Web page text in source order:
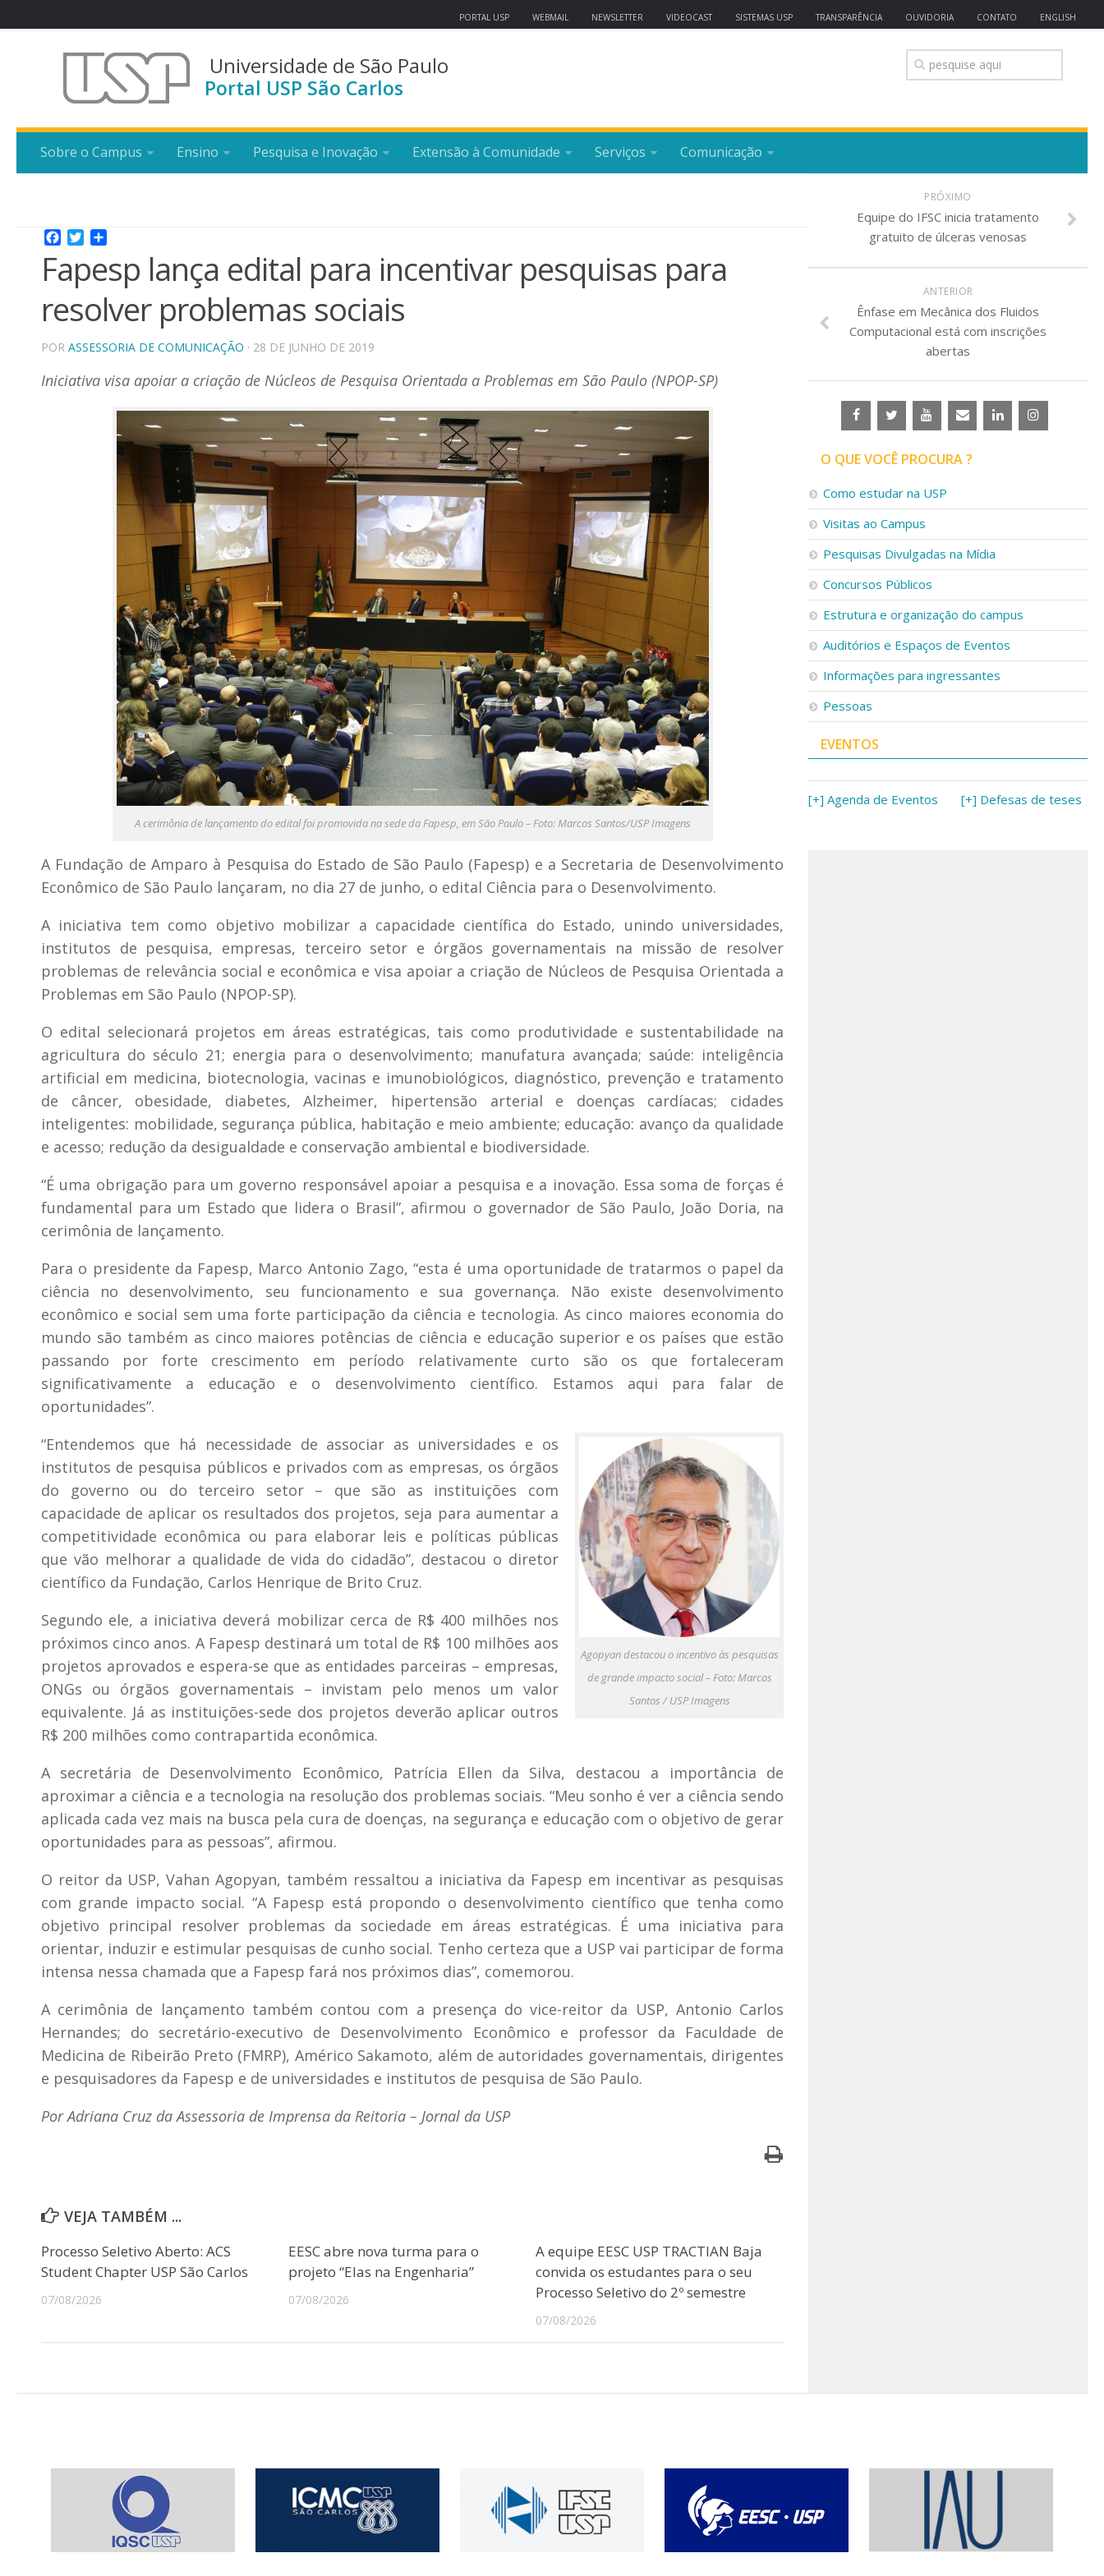
PORTAL USP WEBMAIL NEWSLETTER VIDEOCAST SISTEMAS USP TRANSPARÊNCIA OUVIDORIA CONTATO ENGLISH
Universidade de São Paulo
Portal USP São Carlos
Sobre o Campus Ensino Pesquisa e Inovação Extensão à Comunidade Serviços Comunicação
Facebook
Twitter
Fapesp lança edital para incentivar pesquisas para
resolver problemas sociais
POR ASSESSORIA DE COMUNICAÇÃO · 28 DE JUNHO DE 2019
Iniciativa visa apoiar a criação de Núcleos de Pesquisa Orientada a Problemas em São Paulo (NPOP-SP)
A cerimônia de lançamento do edital foi promovida na sede da Fapesp, em São Paulo – Foto: Marcos Santos/USP Imagens
A Fundação de Amparo à Pesquisa do Estado de São Paulo (Fapesp) e a Secretaria de Desenvolvimento
Econômico de São Paulo lançaram, no dia 27 de junho, o edital Ciência para o Desenvolvimento.
A iniciativa tem como objetivo mobilizar a capacidade científica do Estado, unindo universidades,
institutos de pesquisa, empresas, terceiro setor e órgãos governamentais na missão de resolver
problemas de relevância social e econômica e visa apoiar a criação de Núcleos de Pesquisa Orientada a
Problemas em São Paulo (NPOP-SP).
O edital selecionará projetos em áreas estratégicas, tais como produtividade e sustentabilidade na
agricultura do século 21; energia para o desenvolvimento; manufatura avançada; saúde: inteligência
artificial em medicina, biotecnologia, vacinas e imunobiológicos, diagnóstico, prevenção e tratamento
de câncer, obesidade, diabetes, Alzheimer, hipertensão arterial e doenças cardíacas; cidades
inteligentes: mobilidade, segurança pública, habitação e meio ambiente; educação: avanço da qualidade
e acesso; redução da desigualdade e conservação ambiental e biodiversidade.
“É uma obrigação para um governo responsável apoiar a pesquisa e a inovação. Essa soma de forças é
fundamental para um Estado que lidera o Brasil”, afirmou o governador de São Paulo, João Doria, na
cerimônia de lançamento.
Para o presidente da Fapesp, Marco Antonio Zago, “esta é uma oportunidade de tratarmos o papel da
ciência no desenvolvimento, seu funcionamento e sua governança. Não existe desenvolvimento
econômico e social sem uma forte participação da ciência e tecnologia. As cinco maiores economia do
mundo são também as cinco maiores potências de ciência e educação superior e os países que estão
passando por forte crescimento em período relativamente curto são os que fortaleceram
significativamente a educação e o desenvolvimento científico. Estamos aqui para falar de
oportunidades”.
Agopyan destacou o incentivo às pesquisas
de grande impacto social – Foto: Marcos
Santos / USP Imagens
“Entendemos que há necessidade de associar as universidades e os
institutos de pesquisa públicos e privados com as empresas, os órgãos
do governo ou do terceiro setor – que são as instituições com
capacidade de aplicar os resultados dos projetos, seja para aumentar a
competitividade econômica ou para elaborar leis e políticas públicas
que vão melhorar a qualidade de vida do cidadão”, destacou o diretor
científico da Fundação, Carlos Henrique de Brito Cruz.
Segundo ele, a iniciativa deverá mobilizar cerca de R$ 400 milhões nos
próximos cinco anos. A Fapesp destinará um total de R$ 100 milhões aos
projetos aprovados e espera-se que as entidades parceiras – empresas,
ONGs ou órgãos governamentais – invistam pelo menos um valor
equivalente. Já as instituições-sede dos projetos deverão aplicar outros
R$ 200 milhões como contrapartida econômica.
A secretária de Desenvolvimento Econômico, Patrícia Ellen da Silva, destacou a importância de
aproximar a ciência e a tecnologia na resolução dos problemas sociais. “Meu sonho é ver a ciência sendo
aplicada cada vez mais na busca pela cura de doenças, na segurança e educação com o objetivo de gerar
oportunidades para as pessoas”, afirmou.
O reitor da USP, Vahan Agopyan, também ressaltou a iniciativa da Fapesp em incentivar as pesquisas
com grande impacto social. “A Fapesp está propondo o desenvolvimento científico que tenha como
objetivo principal resolver problemas da sociedade em áreas estratégicas. É uma iniciativa para
orientar, induzir e estimular pesquisas de cunho social. Tenho certeza que a USP vai participar de forma
intensa nessa chamada que a Fapesp fará nos próximos dias”, comemorou.
A cerimônia de lançamento também contou com a presença do vice-reitor da USP, Antonio Carlos
Hernandes; do secretário-executivo de Desenvolvimento Econômico e professor da Faculdade de
Medicina de Ribeirão Preto (FMRP), Américo Sakamoto, além de autoridades governamentais, dirigentes
e pesquisadores da Fapesp e de universidades e institutos de pesquisa de São Paulo.
Por Adriana Cruz da Assessoria de Imprensa da Reitoria – Jornal da USP
VEJA TAMBÉM ...
Processo Seletivo Aberto: ACS
Student Chapter USP São Carlos
07/08/2026
EESC abre nova turma para o
projeto “Elas na Engenharia”
07/08/2026
A equipe EESC USP TRACTIAN Baja
convida os estudantes para o seu
Processo Seletivo do 2º semestre
07/08/2026
PRÓXIMO
Equipe do IFSC inicia tratamento
gratuito de úlceras venosas
ANTERIOR
Ênfase em Mecânica dos Fluidos
Computacional está com inscrições
abertas
O QUE VOCÊ PROCURA ?
Como estudar na USP
Visitas ao Campus
Pesquisas Divulgadas na Mídia
Concursos Públicos
Estrutura e organização do campus
Auditórios e Espaços de Eventos
Informações para ingressantes
Pessoas
EVENTOS
[+] Agenda de Eventos [+] Defesas de teses